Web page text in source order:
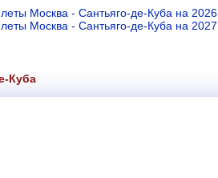
Москва - Сантьяго-де-Куба на 2026
Москва - Сантьяго-де-Куба на 2027
Куба